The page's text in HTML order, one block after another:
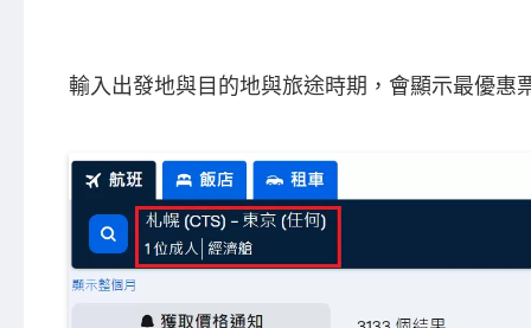
輸入出發地與目的地與旅途時期，會顯示最優惠